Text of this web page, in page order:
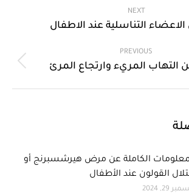
PREVIOUS
التهاب المريء وارتجاع المرئ
NEXT
التناسلية عند الاطفال
الكاملة عن مرض هيرشسبرنج أو
القولون عند الأطفال
29, 2024